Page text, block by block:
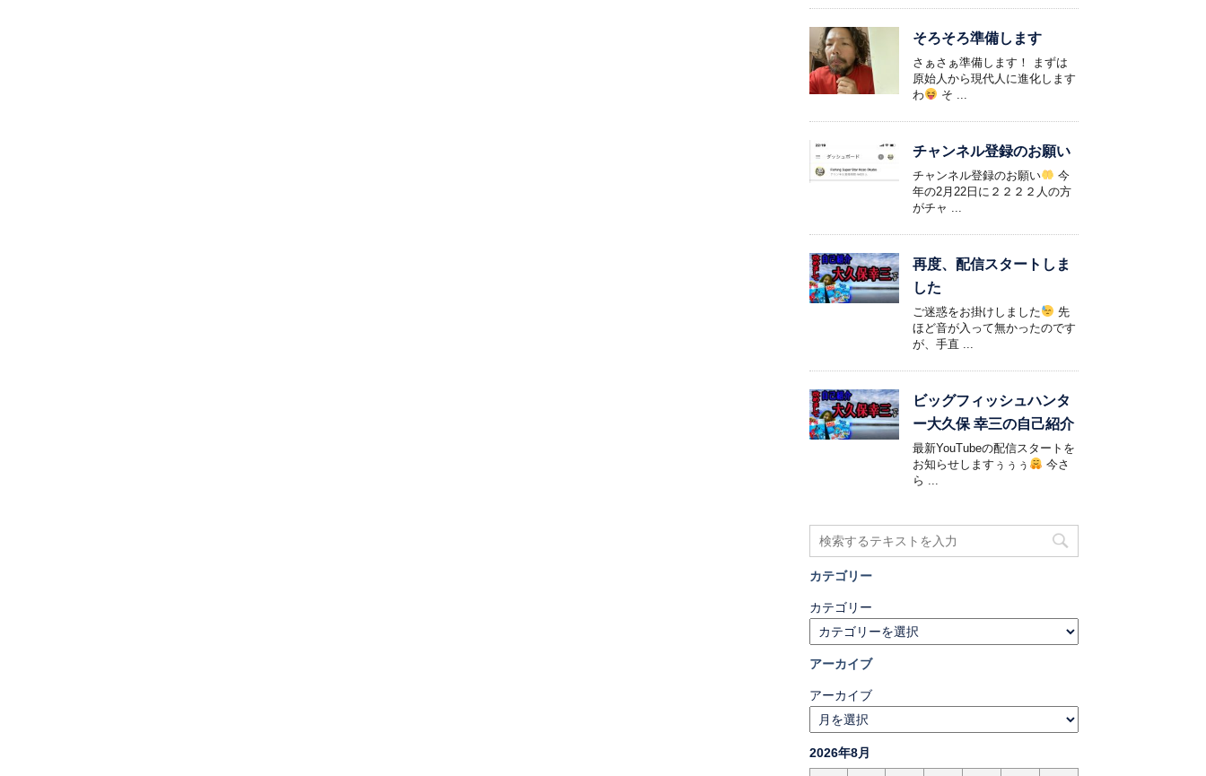
そろそろ準備します
さぁさぁ準備します！ まずは
原始人から現代人に進化します
わ
そ ...
チャンネル登録のお願い
チャンネル登録のお願い
今
年の2月22日に２２２２人の方
がチャ ...
再度、配信スタートしま
した
ご迷惑をお掛けしました
先
ほど音が入って無かったのです
が、手直 ...
ビッグフィッシュハンタ
ー大久保 幸三の自己紹介
最新YouTubeの配信スタートを
お知らせしますぅぅぅ
今さ
ら ...
カテゴリー
カテゴリー
アーカイブ
アーカイブ
2026年8月